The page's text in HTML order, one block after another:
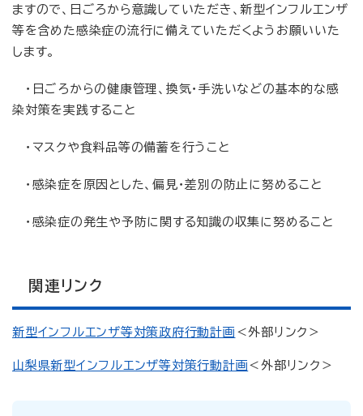
ますので、日ごろから意識していただき、新型インフルエンザ
等を含めた感染症の流行に備えていただくようお願いいた
します。
・日ごろからの健康管理、換気・手洗いなどの基本的な感
染対策を実践すること
・マスクや食料品等の備蓄を行うこと
・感染症を原因とした、偏見・差別の防止に努めること
・感染症の発生や予防に関する知識の収集に努めること
関連リンク
新型インフルエンザ等対策政府行動計画 ＜外部リンク＞
山梨県新型インフルエンザ等対策行動計画 ＜外部リンク＞